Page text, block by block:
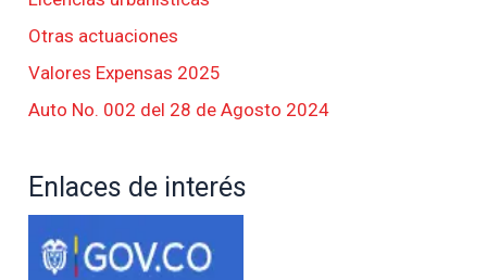
Otras actuaciones
Valores Expensas 2025
Auto No. 002 del 28 de Agosto 2024
Enlaces de interés